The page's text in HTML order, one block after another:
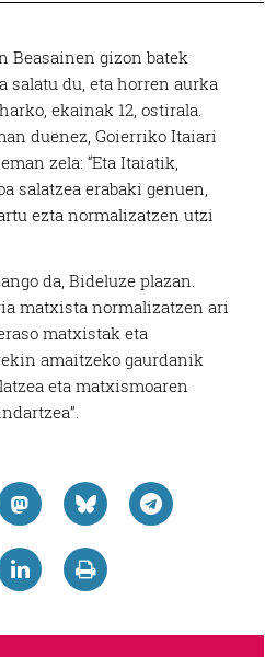
Beasainen gizon batek
salatu du, eta horren aurka
ekainak 12, ostirala.
duenez, Goierriko Itaiari
zela: “Eta Itaiatik,
salatzea erabaki genuen,
ezta normalizatzen utzi
da, Bideluze plazan.
matxista normalizatzen ari
matxistak eta
amaitzeko gaurdanik
eta matxismoaren